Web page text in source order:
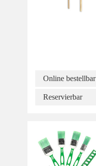
Online bestellbar
Reservierbar